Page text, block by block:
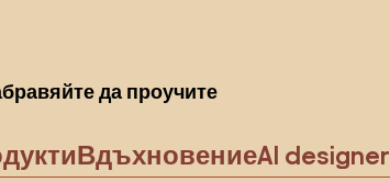
да проучите
ВдъхновениеAI designer